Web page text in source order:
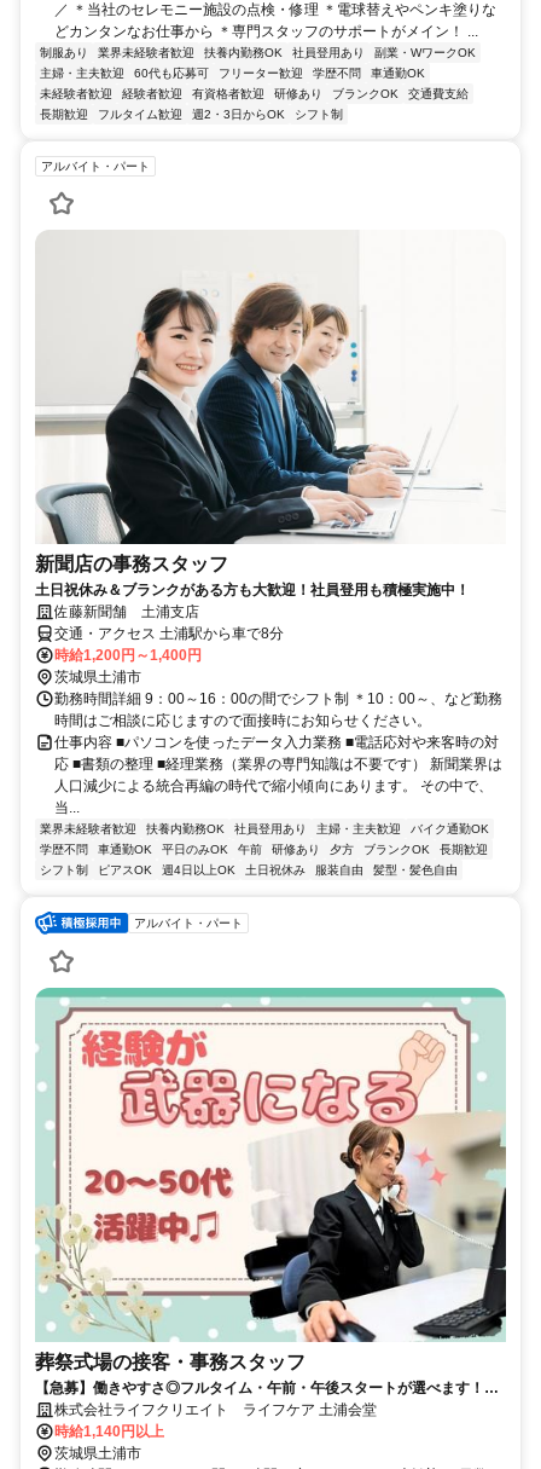
／ ＊当社のセレモニー施設の点検・修理 ＊電球替えやペンキ塗りな
どカンタンなお仕事から ＊専門スタッフのサポートがメイン！ ...
制服あり 業界未経験者歓迎 扶養内勤務OK 社員登用あり
副業・WワークOK
主婦・主夫歓迎
60代も応募可 フリーター歓迎 学歴不問
車通勤OK
未経験者歓迎
経験者歓迎 有資格者歓迎 研修あり ブランクOK
交通費支給
長期歓迎
フルタイム歓迎 週2・3日からOK シフト制
アルバイト・パート
新聞店の事務スタッフ
土日祝休み＆ブランクがある方も大歓迎！社員登用も積極実施中！
佐藤新聞舗 土浦支店
交通・アクセス 土浦駅から車で8分
時給1,200円～1,400円
茨城県土浦市
勤務時間詳細 9：00～16：00の間でシフト制 ＊10：00～、など勤務
時間はご相談に応じますので面接時にお知らせください。
仕事内容 ■パソコンを使ったデータ入力業務 ■電話応対や来客時の対
応 ■書類の整理 ■経理業務（業界の専門知識は不要です） 新聞業界は
人口減少による統合再編の時代で縮小傾向にあります。 その中で、
当...
業界未経験者歓迎 扶養内勤務OK 社員登用あり 主婦・主夫歓迎
バイク通勤OK
学歴不問
車通勤OK 平日のみOK 午前 研修あり 夕方 ブランクOK
長期歓迎
シフト制
ピアスOK 週4日以上OK 土日祝休み 服装自由 髪型・髪色自由
アルバイト・パート
葬祭式場の接客・事務スタッフ
【急募】働きやすさ◎フルタイム・午前・午後スタートが選べます！簡
単な事務とお客様対応をお任せ
株式会社ライフクリエイト ライフケア 土浦会堂
時給1,140円以上
茨城県土浦市